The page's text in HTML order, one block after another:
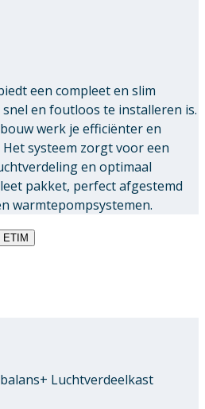
een compleet en slim
en foutloos te installeren is.
werk je efficiënter en
systeem zorgt voor een
en optimaal
pakket, perfect afgestemd
warmtepompsystemen.
ETIM
Luchtverdeelkast